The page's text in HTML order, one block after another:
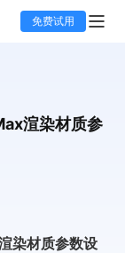
免费试用
渲染材质参
染材质参数设